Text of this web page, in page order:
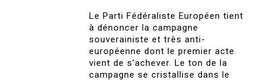
Le Parti Fédéraliste Européen tient
à dénoncer la campagne
souverainiste et très anti-
européenne dont le premier acte
vient de s’achever. Le ton de la
campagne se cristallise dans le